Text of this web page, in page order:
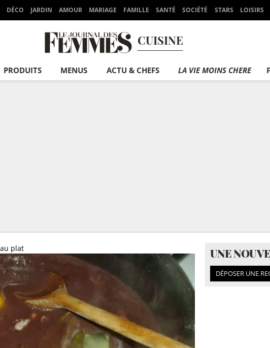
DÉCO JARDIN AMOUR MARIAGE FAMILLE SANTÉ SOCIÉTÉ STARS LOISIRS
CUISINE
PRODUITS MENUS ACTU & CHEFS LA VIE MOINS CHERE
plat UNE
DÉPOSER UNE